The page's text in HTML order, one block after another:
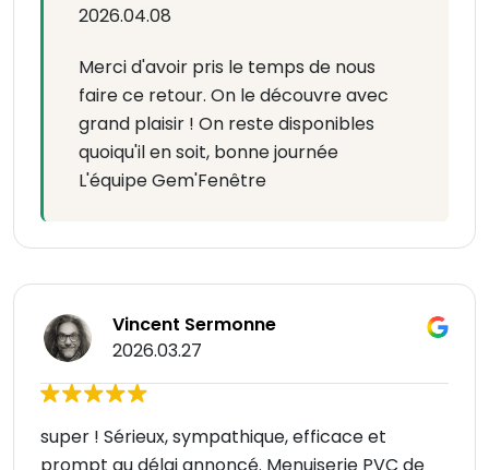
2026.04.08
Merci d'avoir pris le temps de nous
faire ce retour. On le découvre avec
grand plaisir ! On reste disponibles
quoiqu'il en soit, bonne journée
L'équipe Gem'Fenêtre
Vincent Sermonne
2026.03.27
super ! Sérieux, sympathique, efficace et